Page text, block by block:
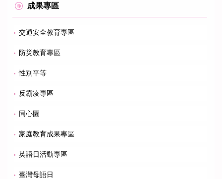
成果專區
交通安全教育專區
防災教育專區
性別平等
反霸凌專區
同心園
家庭教育成果專區
英語日活動專區
臺灣母語日